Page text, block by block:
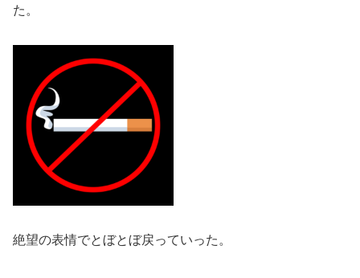
た。
絶望の表情でとぼとぼ戻っていった。